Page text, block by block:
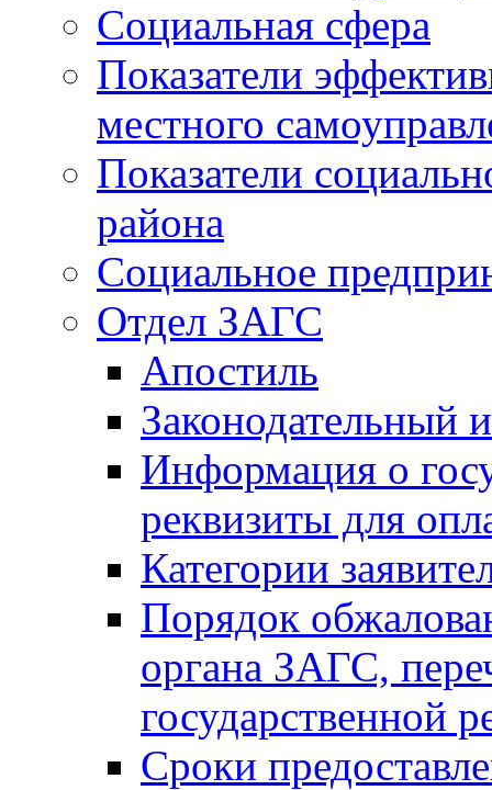
Социальная сфера
Показатели
местного
Показатели
района
Социальное
Отдел ЗАГС
Апостиль
Законодательный
Информация о
реквизиты для
Категории
Порядок
органа ЗАГС,
государственной
Сроки